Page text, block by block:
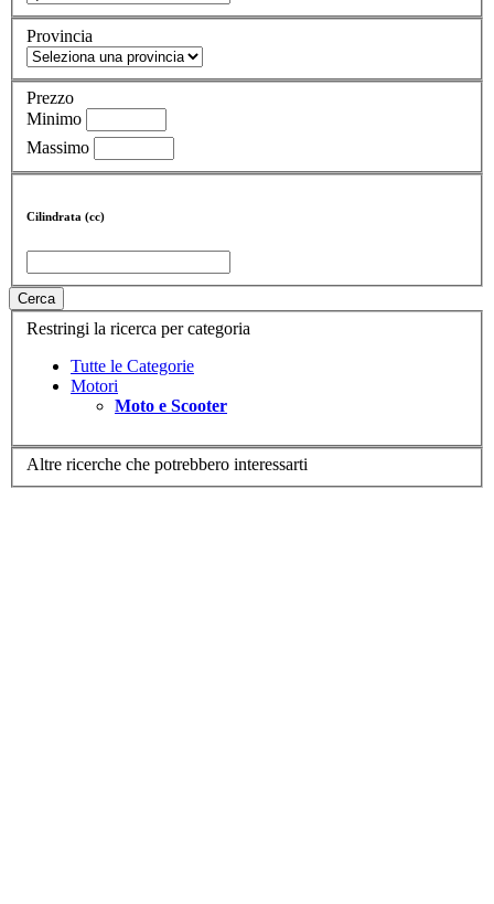
Provincia
Prezzo
Minimo
Massimo
Cilindrata (cc)
Cerca
Restringi la ricerca per categoria
Tutte le Categorie
Motori
Moto e Scooter
Altre ricerche che potrebbero interessarti